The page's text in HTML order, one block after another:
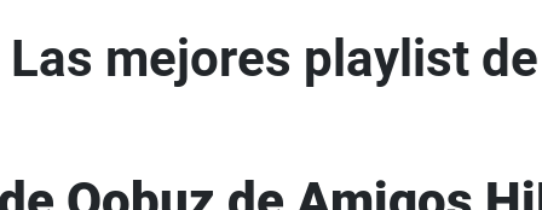
mejores playlist